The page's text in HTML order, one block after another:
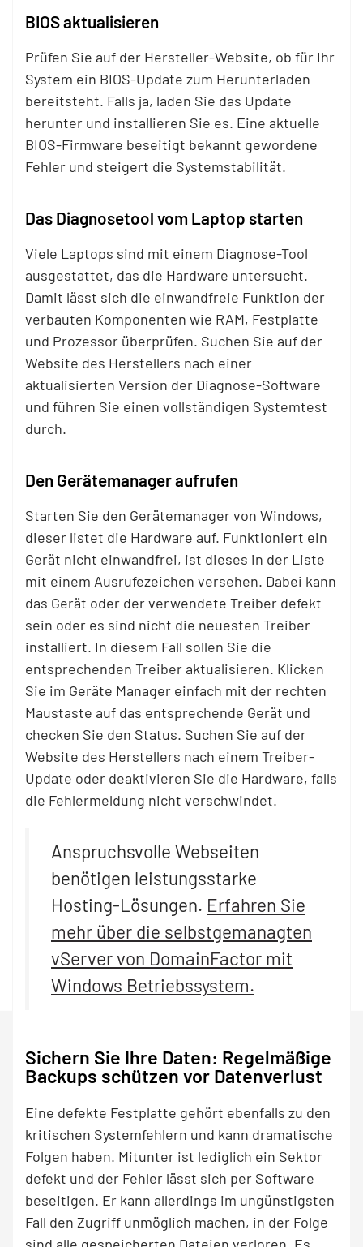
BIOS aktualisieren
Prüfen Sie auf der Hersteller-Website, ob für Ihr
System ein BIOS-Update zum Herunterladen
bereitsteht. Falls ja, laden Sie das Update
herunter und installieren Sie es. Eine aktuelle
BIOS-Firmware beseitigt bekannt gewordene
Fehler und steigert die Systemstabilität.
Das Diagnosetool vom Laptop starten
Viele Laptops sind mit einem Diagnose-Tool
ausgestattet, das die Hardware untersucht.
Damit lässt sich die einwandfreie Funktion der
verbauten Komponenten wie RAM, Festplatte
und Prozessor überprüfen. Suchen Sie auf der
Website des Herstellers nach einer
aktualisierten Version der Diagnose-Software
und führen Sie einen vollständigen Systemtest
durch.
Den Gerätemanager aufrufen
Starten Sie den Gerätemanager von Windows,
dieser listet die Hardware auf. Funktioniert ein
Gerät nicht einwandfrei, ist dieses in der Liste
mit einem Ausrufezeichen versehen. Dabei kann
das Gerät oder der verwendete Treiber defekt
sein oder es sind nicht die neuesten Treiber
installiert. In diesem Fall sollen Sie die
entsprechenden Treiber aktualisieren. Klicken
Sie im Geräte Manager einfach mit der rechten
Maustaste auf das entsprechende Gerät und
checken Sie den Status. Suchen Sie auf der
Website des Herstellers nach einem Treiber-
Update oder deaktivieren Sie die Hardware, falls
die Fehlermeldung nicht verschwindet.
Anspruchsvolle Webseiten
benötigen leistungsstarke
Hosting-Lösungen. Erfahren Sie
mehr über die selbstgemanagten
vServer von DomainFactor mit
Windows Betriebssystem.
Sichern Sie Ihre Daten: Regelmäßige
Backups schützen vor Datenverlust
Eine defekte Festplatte gehört ebenfalls zu den
kritischen Systemfehlern und kann dramatische
Folgen haben. Mitunter ist lediglich ein Sektor
defekt und der Fehler lässt sich per Software
beseitigen. Er kann allerdings im ungünstigsten
Fall den Zugriff unmöglich machen, in der Folge
sind alle gespeicherten Dateien verloren. Es